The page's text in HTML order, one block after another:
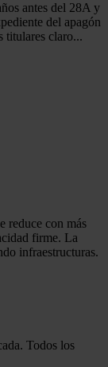
antes del 28A y
del apagón
titulares claro...
reduce con más
firme. La
infraestructuras.
Todos los